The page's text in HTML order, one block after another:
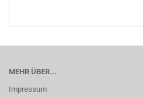
MEHR ÜBER...
Impressum